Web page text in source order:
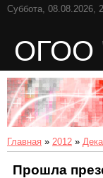
Суббота, 08.08.2026,
ОГОО
Главная » 2012 »
Прошла